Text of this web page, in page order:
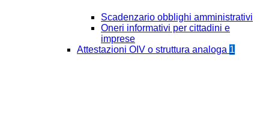
Scadenzario obblighi amministrativi
Oneri informativi per cittadini e
imprese
Attestazioni OIV o struttura analoga 1